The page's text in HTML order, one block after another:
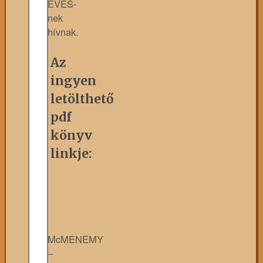
EVÉS-
nek
hívnak.
Az
ingyen
letölthető
pdf
könyv
linkje:
McMENEMY
–